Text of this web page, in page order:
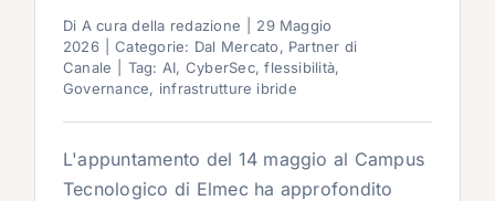
Di A cura della redazione
29 Maggio
2026
Categorie: Dal Mercato, Partner di
Canale
Tag: AI, CyberSec,flessibilità,
Governance, infrastrutture ibride
L'appuntamento del 14 maggio al Campus
Tecnologico di Elmec ha approfondito